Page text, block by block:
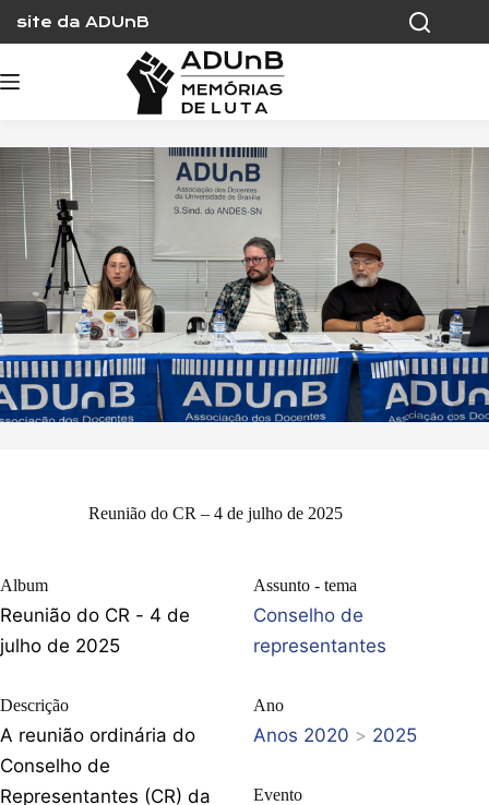
content
site da ADUnB
Reunião do CR – 4 de julho de 2025
Album
Reunião do CR - 4 de
julho de 2025
Descrição
A reunião ordinária do
Conselho de
Representantes (CR) da
Assunto - tema
Conselho de
representantes
Ano
Anos 2020 > 2025
Evento